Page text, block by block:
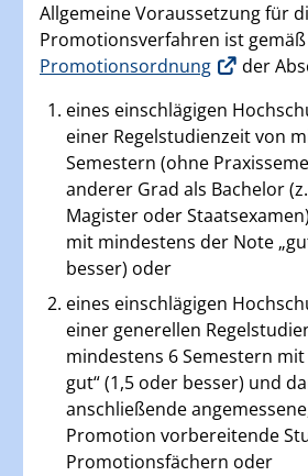
Allgemeine Voraussetzung für
Promotionsverfahren ist gemäß
Promotionsordnung
der
eines einschlägigen
einer Regelstudienzeit von
Semestern (ohne
anderer Grad als Bachelor
Magister oder
mit mindestens der Note
besser) oder
eines einschlägigen
einer generellen
mindestens 6 Semestern
gut“ (1,5 oder besser) und
anschließende
Promotion vorbereitende
Promotionsfächern oder